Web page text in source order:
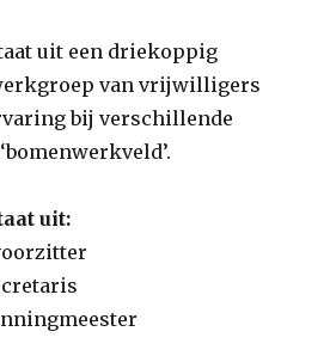
uit een driekoppig
van vrijwilligers
bij verschillende
uit: